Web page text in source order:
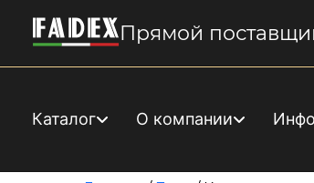
Прямой
Каталог О компании